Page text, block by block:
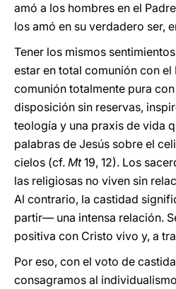
amó a los hombres en el
los amó en su verdadero ser,
Tener los mismos
estar en total comunión con el
comunión totalmente pura
disposición sin reservas,
teología y una praxis de vida
palabras de Jesús sobre el
cielos (cf. Mt19, 12). Los
las religiosas no viven sin
Al contrario, la castidad
partir— una intensa relación.
positiva con Cristo vivo y, a
Por eso, con el voto de
consagramos al